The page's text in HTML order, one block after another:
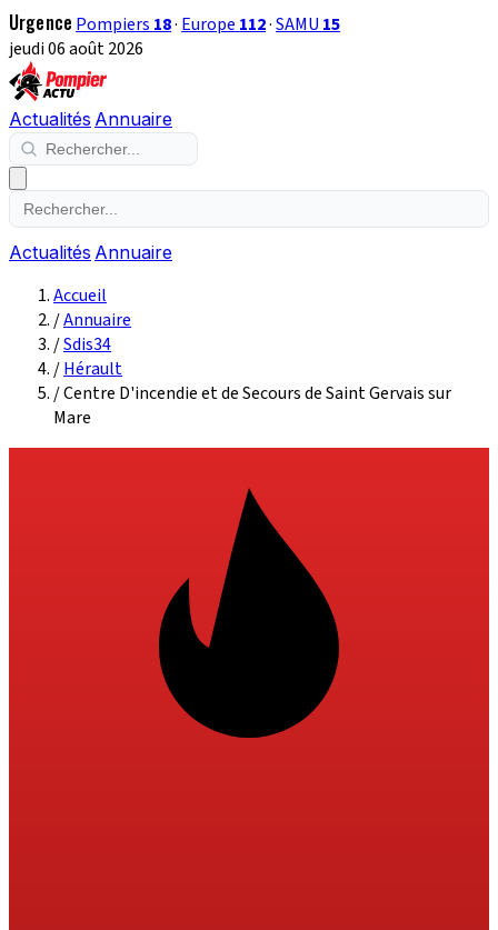
Urgence Pompiers 18· Europe 112·SAMU 15
jeudi 06 août 2026
Actualités Annuaire
Actualités Annuaire
Accueil
/Annuaire
/Sdis34
/Hérault
/Centre D'incendie et de Secours de Saint Gervais sur
Mare